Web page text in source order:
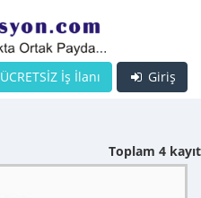
Giriş
ÜCRETSİZ İş İlanı
Toplam 4 kayıt